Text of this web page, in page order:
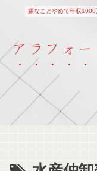
嫌なことやめて年収1000
アラフォ